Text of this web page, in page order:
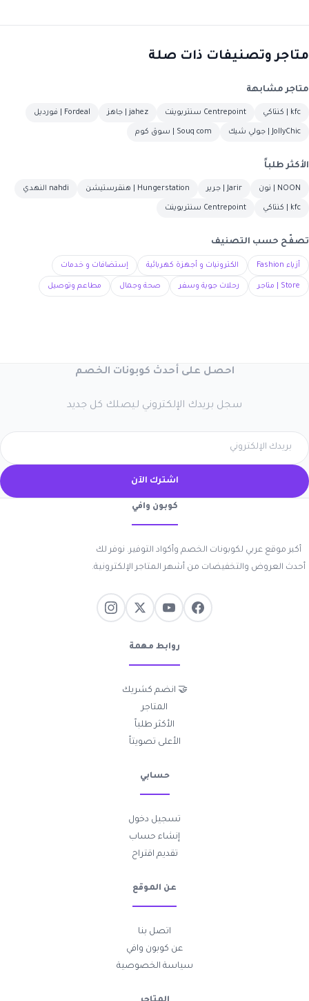
متاجر وتصنيفات ذات صلة
متاجر مشابهة
kfc | كنتاكي Centrepoint سنتربوينت jahez | جاهز Fordeal | فورديل
JollyChic | جولي شيك Souq com | سوق كوم
الأكثر طلباً
NOON | نون Jarir | جرير Hungerstation | هنقرستيشن nahdi النهدي
kfc | كنتاكي Centrepoint سنتربوينت
تصفّح حسب التصنيف
أزياء Fashion الكترونيات و أجهزة كهربائية إستضافات و خدمات
Store | متاجر رحلات جوية وسفر صحة وجمال مطاعم وتوصيل
احصل على أحدث كوبونات الخصم
سجل بريدك الإلكتروني ليصلك كل جديد
اشترك الآن
كوبون وافي
أكبر موقع عربي لكوبونات الخصم وأكواد التوفير. نوفر لك
أحدث العروض والتخفيضات من أشهر المتاجر الإلكترونية.
روابط مهمة
🤝 انضم كشريك
المتاجر
الأكثر طلباً
الأعلى تصويتاً
حسابي
تسجيل دخول
إنشاء حساب
تقديم اقتراح
عن الموقع
اتصل بنا
عن كوبون وافي
سياسة الخصوصية